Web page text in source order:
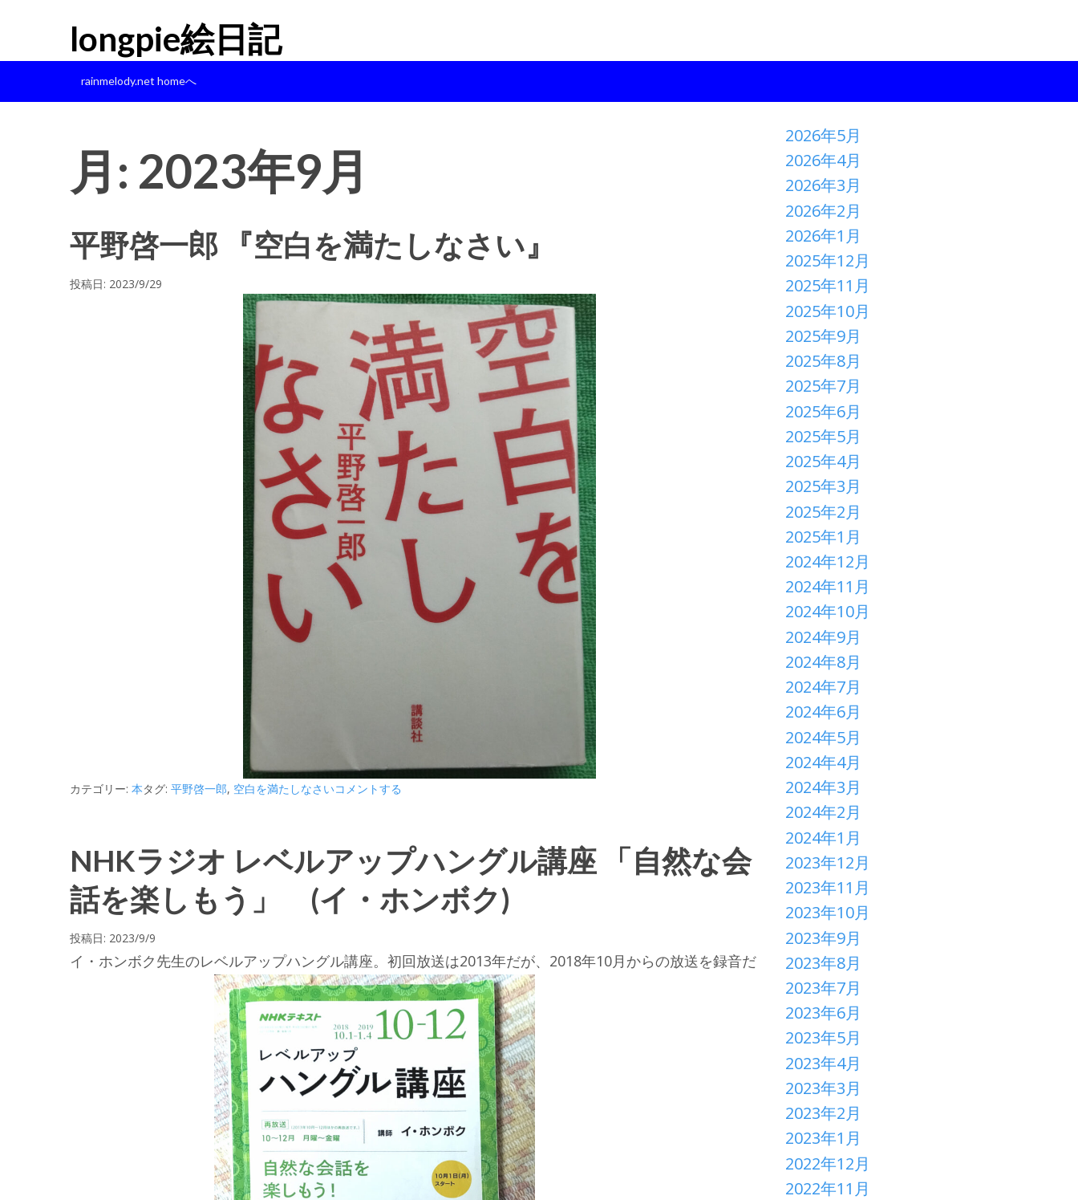
longpie絵日記
rainmelody.net homeへ
月: 2023年9月
平野啓一郎 『空白を満たしなさい』
投稿日: 2023/9/29
カテゴリー: 本タグ: 平野啓一郎, 空白を満たしなさいコメントする
NHKラジオ レベルアップハングル講座 「自然な会
話を楽しもう」 (イ・ホンボク)
投稿日: 2023/9/9
イ・ホンボク先生のレベルアップハングル講座。初回放送は2013年だが、2018年10月からの放送を録音だ
2026年5月
2026年4月
2026年3月
2026年2月
2026年1月
2025年12月
2025年11月
2025年10月
2025年9月
2025年8月
2025年7月
2025年6月
2025年5月
2025年4月
2025年3月
2025年2月
2025年1月
2024年12月
2024年11月
2024年10月
2024年9月
2024年8月
2024年7月
2024年6月
2024年5月
2024年4月
2024年3月
2024年2月
2024年1月
2023年12月
2023年11月
2023年10月
2023年9月
2023年8月
2023年7月
2023年6月
2023年5月
2023年4月
2023年3月
2023年2月
2023年1月
2022年12月
2022年11月